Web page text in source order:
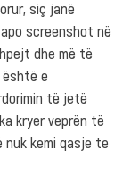
siç janë
screenshot në
dhe më të
e
të jetë
kryer veprën të
kemi qasje te